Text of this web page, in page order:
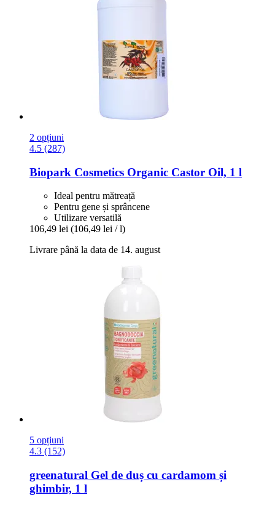
2 opțiuni
4.5 (287)
Biopark Cosmetics Organic Castor Oil, 1 l
Ideal pentru mătreață
Pentru gene și sprâncene
Utilizare versatilă
106,49 lei (106,49 lei / l)
Livrare până la data de 14. august
5 opțiuni
4.3 (152)
greenatural Gel de duș cu cardamom și
ghimbir, 1 l